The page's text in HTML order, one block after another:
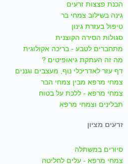
o
o
k
-
f
b
e
a
m
הכנת פצצות זרעים
גינה בשילוב צמחי בר
טיפול בעזרת גינון
סגולות הסירה הקוצנית
מתחברים לטבע - בריכה אקולוגית
מה זה העתקת גיאופיטים ?
דף עזר לאדריכלי נוף, מעצבים וגננים
צמחי מרפא מבין צמחי הבר
צמחי מרפא - ללכת על בטוח
תבלינים וצמחי מרפא
זרעים מציון
סיורים במשתלה
צמחי מרפא - עלים לחליטה